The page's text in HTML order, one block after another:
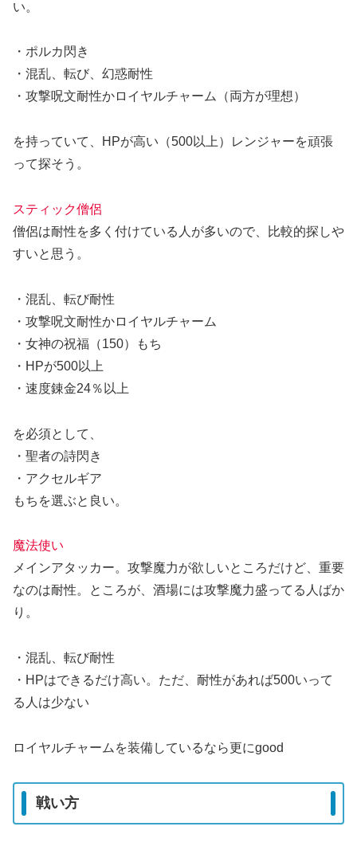
い。
・ポルカ閃き
・混乱、転び、幻惑耐性
・攻撃呪文耐性かロイヤルチャーム（両方が理想）
を持っていて、HPが高い（500以上）レンジャーを頑張
って探そう。
スティック僧侶
僧侶は耐性を多く付けている人が多いので、比較的探しや
すいと思う。
・混乱、転び耐性
・攻撃呪文耐性かロイヤルチャーム
・女神の祝福（150）もち
・HPが500以上
・速度錬金24％以上
を必須として、
・聖者の詩閃き
・アクセルギア
もちを選ぶと良い。
魔法使い
メインアタッカー。攻撃魔力が欲しいところだけど、重要
なのは耐性。ところが、酒場には攻撃魔力盛ってる人ばか
り。
・混乱、転び耐性
・HPはできるだけ高い。ただ、耐性があれば500いって
る人は少ない
ロイヤルチャームを装備しているなら更にgood
戦い方